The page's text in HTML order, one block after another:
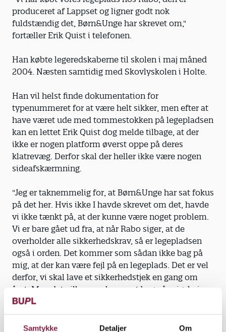
Samtykke Detaljer Om
produceret af Lappset og ligner godt nok
fuldstændig det, Børn&Unge har skrevet om,"
fortæller Erik Quist i telefonen.
Han købte legeredskaberne til skolen i maj måned
2004. Næsten samtidig med Skovlyskolen i Holte.
Han vil helst finde dokumentation for
typenummeret for at være helt sikker, men efter at
have været ude med tommestokken på legepladsen
kan en lettet Erik Quist dog melde tilbage, at der
ikke er nogen platform øverst oppe på deres
klatrevæg. Derfor skal der heller ikke være nogen
sideafskærmning.
"Jeg er taknemmelig for, at Børn&Unge har sat fokus
på det her. Hvis ikke I havde skrevet om det, havde
vi ikke tænkt på, at der kunne være noget problem.
Vi er bare gået ud fra, at når Rabo siger, at de
overholder alle sikkerhedskrav, så er legepladsen
også i orden. Det kommer som sådan ikke bag på
mig, at der kan være fejl på en legeplads. Det er vel
derfor, vi skal lave et sikkerhedstjek en gang om
året. Men det ville være kommet bag på mig, hvis
sikkerheden ikke engang var i orden fra starten af,"
fortæller Erik Quist.